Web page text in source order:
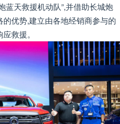
蓝天救援机动队”,并借助长城炮
优势,建立由各地经销商参与的
救援。